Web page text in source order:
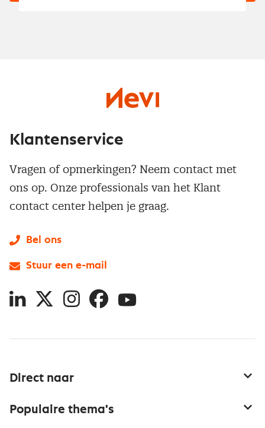
Direct naar
Populaire thema's
Klantenservice
Vragen of opmerkingen? Neem contact met
ons op. Onze professionals van het Klant
contact center helpen je graag.
Bel ons
Stuur een e-mail
LinkedIn
X InstagramFacebookYouTube